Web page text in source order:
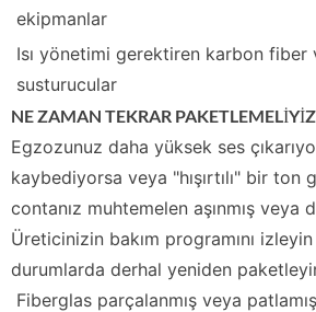
ekipmanlar
Isı yönetimi gerektiren karbon fiber
susturucular
NE ZAMAN TEKRAR
Egzozunuz daha yüksek ses
kaybediyorsa veya "hışırtılı" bir ton
contanız muhtemelen aşınmış veya
Üreticinizin bakım programını
durumlarda derhal yeniden
Fiberglas parçalanmış veya patlamış